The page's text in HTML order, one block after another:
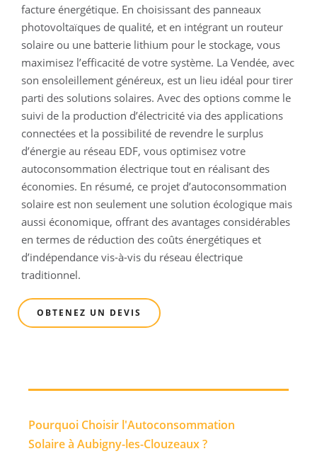
facture énergétique. En choisissant des panneaux
photovoltaïques de qualité, et en intégrant un routeur
solaire ou une batterie lithium pour le stockage, vous
maximisez l’efficacité de votre système. La Vendée, avec
son ensoleillement généreux, est un lieu idéal pour tirer
parti des solutions solaires. Avec des options comme le
suivi de la production d’électricité via des applications
connectées et la possibilité de revendre le surplus
d’énergie au réseau EDF, vous optimisez votre
autoconsommation électrique tout en réalisant des
économies. En résumé, ce projet d’autoconsommation
solaire est non seulement une solution écologique mais
aussi économique, offrant des avantages considérables
en termes de réduction des coûts énergétiques et
d’indépendance vis-à-vis du réseau électrique
traditionnel.
OBTENEZ UN DEVIS
Pourquoi Choisir l'Autoconsommation
Solaire à Aubigny-les-Clouzeaux ?